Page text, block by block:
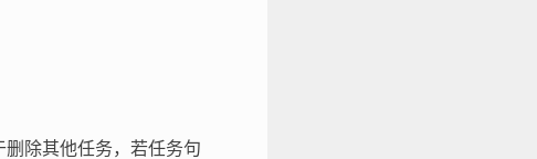
删除其他任务，若任务句